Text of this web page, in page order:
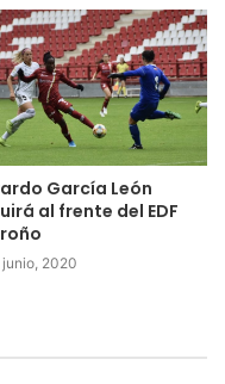
García León
al frente del EDF
junio, 2020